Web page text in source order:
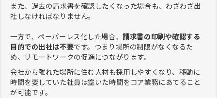
また、過去の請求書を確認したくなった場合も、わざわざ出
社しなければなりません。
一方で、ペーパーレス化した場合、請求書の印刷や確認する
目的での出社は不要です。つまり場所の制限がなくなるた
め、リモートワークの促進につながります。
会社から離れた場所に住む人材も採用しやすくなり、移動に
時間を要していた社員は空いた時間をコア業務にあてること
が可能です。